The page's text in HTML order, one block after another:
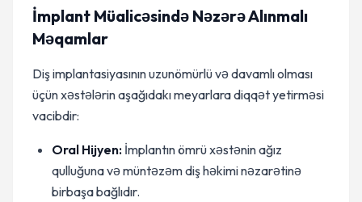
İmplant Müalicəsində Nəzərə Alınmalı
Məqamlar
Diş implantasiyasının uzunömürlü və davamlı olması
üçün xəstələrin aşağıdakı meyarlara diqqət yetirməsi
vacibdir:
Oral Hijyen: İmplantın ömrü xəstənin ağız
qulluğuna və müntəzəm diş həkimi nəzarətinə
birbaşa bağlıdır.